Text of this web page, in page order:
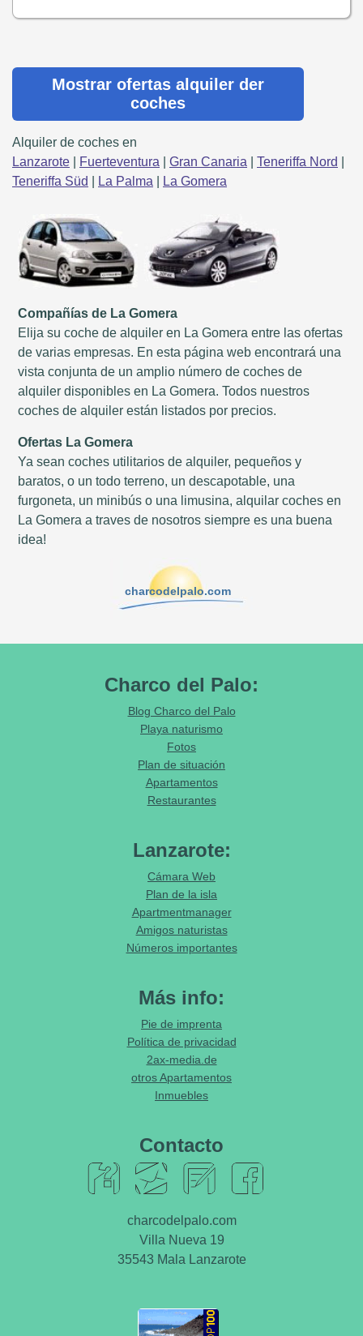
Mostrar ofertas alquiler der
coches
Alquiler de coches en
Lanzarote
Fuerteventura Gran Canaria Teneriffa Nord
Teneriffa Süd
La Palma La Gomera
Compañías de La Gomera
Elija su coche de alquiler en La Gomera entre las ofertas
de varias empresas. En esta página web encontrará una
vista conjunta de un amplio número de coches de
alquiler disponibles en La Gomera. Todos nuestros
coches de alquiler están listados por precios.
Ofertas La Gomera
Ya sean coches utilitarios de alquiler, pequeños y
baratos, o un todo terreno, un descapotable, una
furgoneta, un minibús o una limusina, alquilar coches en
La Gomera a traves de nosotros siempre es una buena
idea!
charcodelpalo.com
Charco del Palo:
Blog Charco del Palo
Playa naturismo
Fotos
Plan de situación
Apartamentos
Restaurantes
Lanzarote:
Cámara Web
Plan de la isla
Apartmentmanager
Amigos naturistas
Números importantes
Más info:
Pie de imprenta
Política de privacidad
2ax-media.de
otros Apartamentos
Inmuebles
Contacto
charcodelpalo.com
Villa Nueva 19
35543 Mala Lanzarote